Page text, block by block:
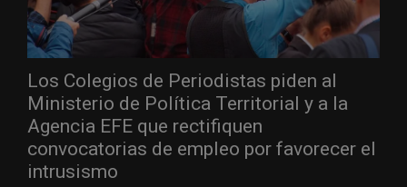
Los Colegios de Periodistas piden al
Ministerio de Política Territorial y a la
Agencia EFE que rectifiquen
convocatorias de empleo por favorecer el
intrusismo